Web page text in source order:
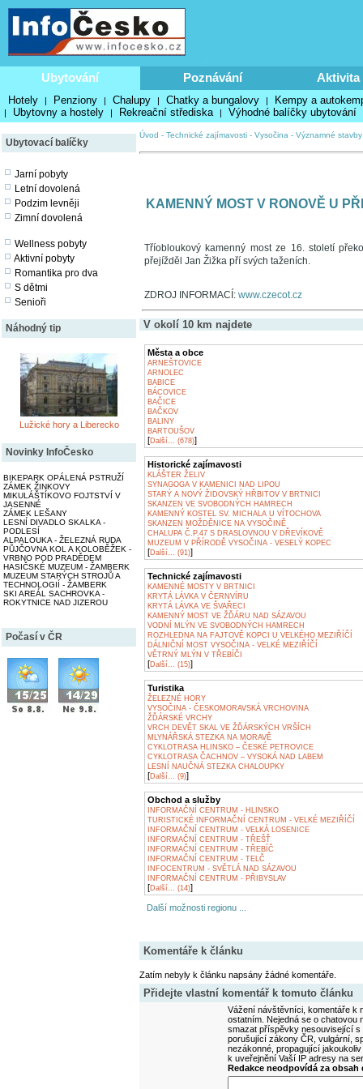
Ubytování Poznávání Aktivita
Hotely | Penziony | Chalupy | Chatky a bungalovy | Kempy a
| Ubytovny a hostely | Rekreační střediska | Výhodné balíčky ubytování
Ubytovací balíčky
Jarní pobyty
Letní dovolená
Podzim levněji
Zimní dovolená
Wellness pobyty
Aktivní pobyty
Romantika pro dva
S dětmi
Senioři
Náhodný tip
Lužické hory a Liberecko
Novinky InfoČesko
BIKEPARK OPÁLENÁ PSTRUŽÍ
ZÁMEK ŽINKOVY
MIKULÁŠTÍKOVO FOJTSTVÍ V
JASENNÉ
ZÁMEK LEŠANY
LESNÍ DIVADLO SKALKA -
PODLESÍ
ALPALOUKA - ŽELEZNÁ RUDA
PŮJČOVNA KOL A KOLOBĚŽEK -
VRBNO POD PRADĚDEM
HASIČSKÉ MUZEUM - ŽAMBERK
MUZEUM STARÝCH STROJŮ A
TECHNOLOGIÍ - ŽAMBERK
SKI AREÁL SACHROVKA -
ROKYTNICE NAD JIZEROU
Počasí v ČR
Úvod - Technické zajímavosti - Vysočina - Významné stavby
KAMENNÝ MOST V RONOVĚ U
Tříobloukový kamenný most ze 16. století
přejížděl Jan Žižka pří svých taženích.
ZDROJ INFORMACÍ: www.czecot.cz
V okolí 10 km najdete
Města a obce
ARNEŠTOVICE
ARNOLEC
BABICE
BÁCOVICE
BAČICE
BAČKOV
BALINY
BARTOUŠOV
[Další... (678)]
Historické zajímavosti
KLÁŠTER ŽELIV
SYNAGOGA V KAMENICI NAD LIPOU
STARÝ A NOVÝ ŽIDOVSKÝ HŘBITOV V BRTNICI
SKANZEN VE SVOBODNÝCH HAMRECH
KAMENNÝ KOSTEL SV. MICHALA U VÍTOCHOVA
SKANZEN MOŽDĚNICE NA VYSOČINĚ
CHALUPA Č.P.47 S DRASLOVNOU V DŘEVÍKOVĚ
MUZEUM V PŘÍRODĚ VYSOČINA - VESELÝ KOPEC
[Další... (91)]
Technické zajímavosti
KAMENNÉ MOSTY V BRTNICI
KRYTÁ LÁVKA V ČERNVÍRU
KRYTÁ LÁVKA VE ŠVAŘECI
KAMENNÝ MOST VE ŽĎÁRU NAD SÁZAVOU
VODNÍ MLÝN VE SVOBODNÝCH HAMRECH
ROZHLEDNA NA FAJTOVĚ KOPCI U VELKÉHO MEZIŘÍČÍ
DÁLNIČNÍ MOST VYSOČINA - VELKÉ MEZIŘÍČÍ
VĚTRNÝ MLÝN V TŘEBÍČI
[Další... (15)]
Turistika
ŽELEZNÉ HORY
VYSOČINA - ČESKOMORAVSKÁ VRCHOVINA
ŽĎÁRSKÉ VRCHY
VRCH DEVĚT SKAL VE ŽĎÁRSKÝCH VRŠÍCH
MLYNÁŘSKÁ STEZKA NA MORAVĚ
CYKLOTRASA HLINSKO – ČESKÉ PETROVICE
CYKLOTRASA ČACHNOV – VYSOKÁ NAD LABEM
LESNÍ NAUČNÁ STEZKA CHALOUPKY
[Další... (9)]
Obchod a služby
INFORMAČNÍ CENTRUM - HLINSKO
TURISTICKÉ INFORMAČNÍ CENTRUM - VELKÉ MEZIŘÍČÍ
INFORMAČNÍ CENTRUM - VELKÁ LOSENICE
INFORMAČNÍ CENTRUM - TŘEŠŤ
INFORMAČNÍ CENTRUM - TŘEBÍČ
INFORMAČNÍ CENTRUM - TELČ
INFOCENTRUM - SVĚTLÁ NAD SÁZAVOU
INFORMAČNÍ CENTRUM - PŘIBYSLAV
[Další... (14)]
Další možnosti regionu ...
Komentáře k článku
Zatím nebyly k článku napsány žádné komentáře.
Přidejte vlastní komentář k tomuto článku
Vážení návštěvníci, komentáře k
ostatním. Nejedná se o
smazat příspěvky nesouvisející
porušující zákony ČR, vulgární,
nezákonné, propagující
k uveřejnění Vaší IP adresy na
Redakce neodpovídá za